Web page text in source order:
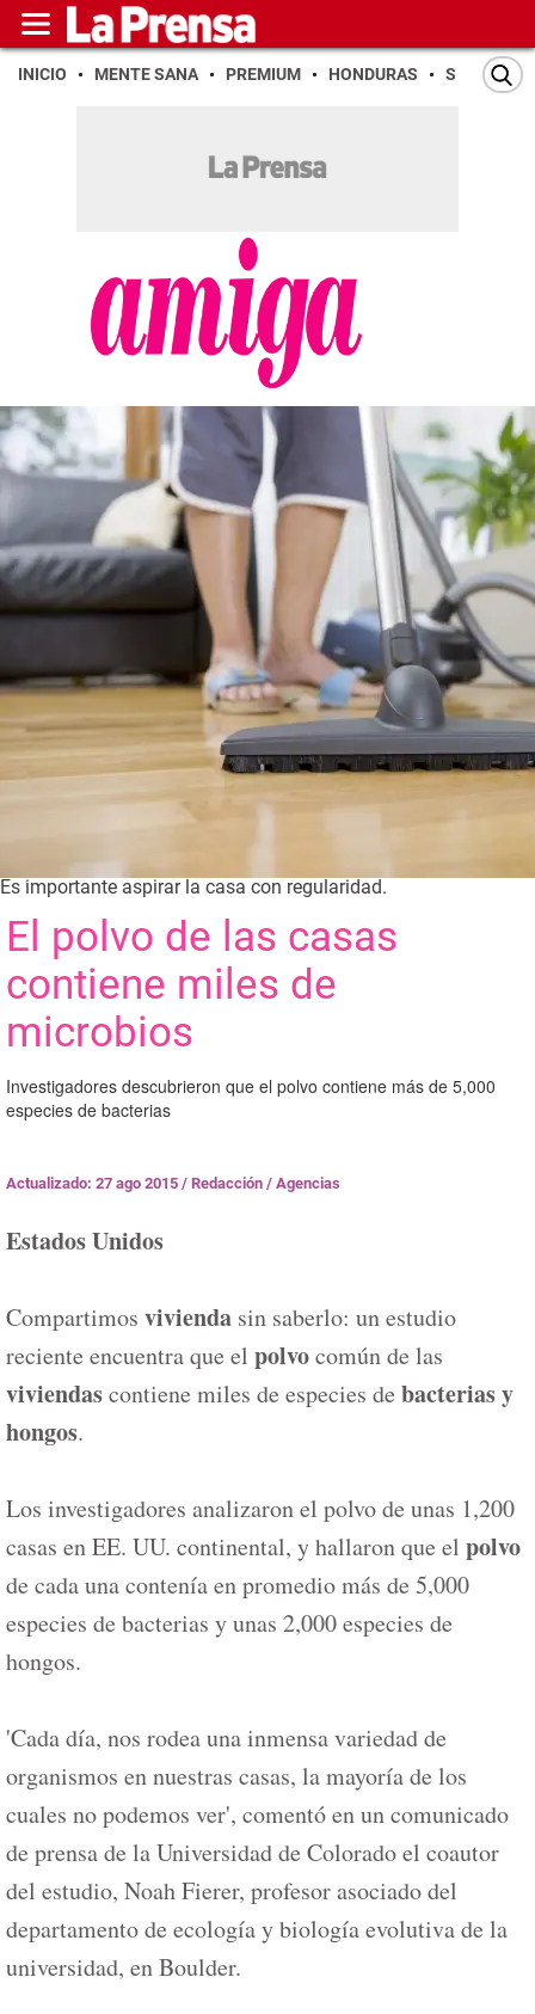
INICIO MENTE SANA PREMIUM HONDURAS SAN PEDRO
Es importante aspirar la casa con regularidad.
El polvo de las casas
contiene miles de
microbios
Investigadores descubrieron que el polvo contiene más de 5,000
especies de bacterias
Actualizado: 27 ago 2015 / Redacción / Agencias
Estados Unidos
Compartimos vivienda sin saberlo: un estudio
reciente encuentra que el polvocomún de las
viviendascontiene miles de especies de bacterias y
hongos.
Los investigadores analizaron el polvo de unas 1,200
casas en EE. UU. continental, y hallaron que el polvo
de cada una contenía en promedio más de 5,000
especies de bacterias y unas 2,000 especies de
hongos.
'Cada día, nos rodea una inmensa variedad de
organismos en nuestras casas, la mayoría de los
cuales no podemos ver', comentó en un comunicado
de prensa de la Universidad de Colorado el coautor
del estudio, Noah Fierer, profesor asociado del
departamento de ecología y biología evolutiva de la
universidad, en Boulder.